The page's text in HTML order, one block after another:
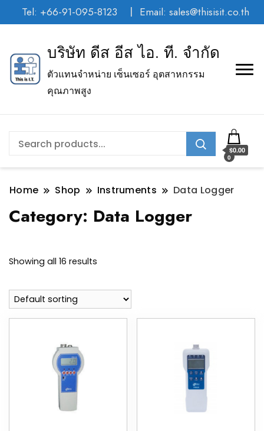
Tel: +66-91-095-8123 Email: sales@thisisit.co.th
บริษัท ดีส อีส ไอ. ที. จำกัด
ตัวแทนจำหน่าย เซ็นเซอร์ อุตสาหกรรม
คุณภาพสูง
0
$0.00
Home Shop Instruments Data Logger
Category: Data Logger
Showing all 16 results